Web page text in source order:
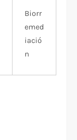
Biorr
emed
iació
n